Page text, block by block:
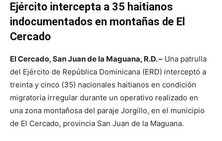
Ejército intercepta a 35 haitianos
indocumentados en montañas de El
Cercado
El Cercado, San Juan de la Maguana, R.D. – Una patrulla
del Ejército de República Dominicana (ERD) interceptó a
treinta y cinco (35) nacionales haitianos en condición
migratoria irregular durante un operativo realizado en
una zona montañosa del paraje Jorgillo, en el municipio
de El Cercado, provincia San Juan de la Maguana.